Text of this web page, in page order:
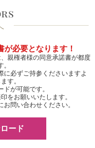
必要となります！
親権者様の同意承諾書が都度
に必ずご持参くださいますよ
す。
が可能です。
をお願いいたします。
問い合わせください。
ード